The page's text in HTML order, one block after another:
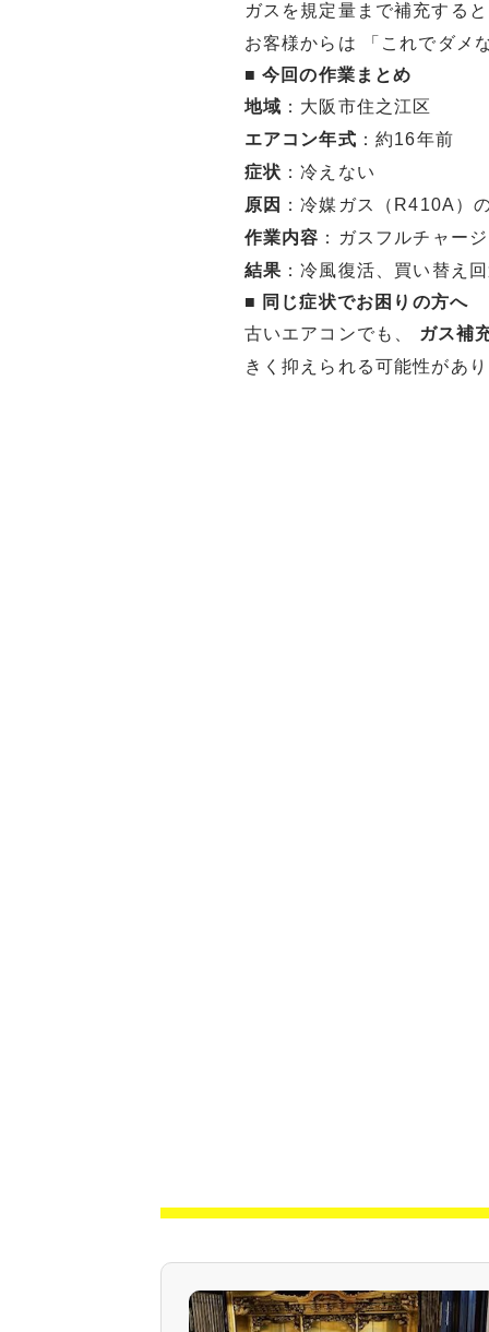
ガスを規定量まで補充する
お客様からは 「これでダメ
■ 今回の作業まとめ
地域 ：大阪市住之江区
エアコン年式 ：約16年前
症状 ：冷えない
原因
：冷媒ガス（R410A）
作業内容 ：ガスフルチャージ
結果 ：冷風復活、買い替え
■ 同じ症状でお困りの方へ
古いエアコンでも、
ガス補
きく抑えられる可能性があ